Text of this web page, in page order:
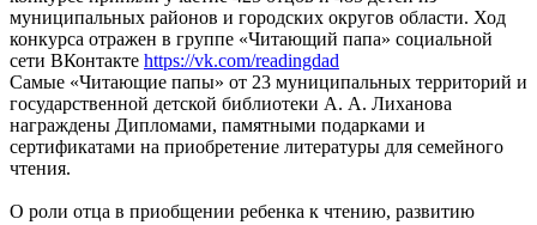
муниципальных районов и городских округов области. Ход
конкурса отражен в группе «Читающий папа» социальной
сети ВКонтакте https://vk.com/readingdad
Самые «Читающие папы» от 23 муниципальных территорий и
государственной детской библиотеки А. А. Лиханова
награждены Дипломами, памятными подарками и
сертификатами на приобретение литературы для семейного
чтения.
О роли отца в приобщении ребенка к чтению, развитию